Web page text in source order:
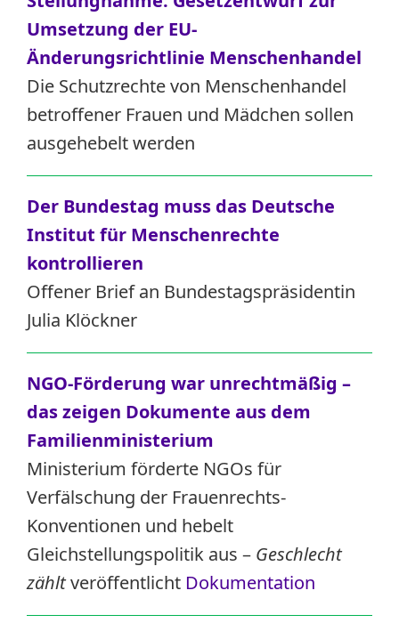
Umsetzung der EU-
Änderungsrichtlinie Menschenhandel
Die Schutzrechte von Menschenhandel
betroffener Frauen und Mädchen sollen
ausgehebelt werden
Der Bundestag muss das Deutsche
Institut für Menschenrechte
kontrollieren
Offener Brief an Bundestagspräsidentin
Julia Klöckner
NGO-Förderung war unrechtmäßig –
das zeigen Dokumente aus dem
Familienministerium
Ministerium förderte NGOs für
Verfälschung der Frauenrechts-
Konventionen und hebelt
Gleichstellungspolitik aus – Geschlecht
zähltveröffentlicht Dokumentation